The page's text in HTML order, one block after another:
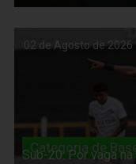
02 de Agosto de 2026
Categoria de
Sub-20: Por vaga